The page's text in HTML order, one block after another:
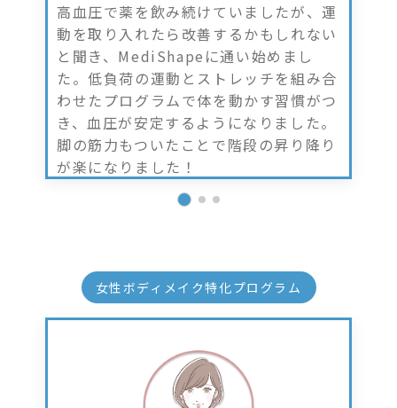
高血圧で薬を飲み続けていましたが、運
動を取り入れたら改善するかもしれない
と聞き、MediShapeに通い始めまし
た。低負荷の運動とストレッチを組み合
わせたプログラムで体を動かす習慣がつ
き、血圧が安定するようになりました。
脚の筋力もついたことで階段の昇り降り
が楽になりました！
女性ボディメイク特化プログラム